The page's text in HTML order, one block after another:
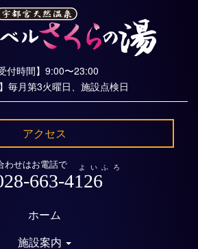
受付時間】9:00〜23:00
毎月第3火曜日、施設点検日
アクセス
わせはお電話で よいふろ
663-4126
ホーム
施設案内